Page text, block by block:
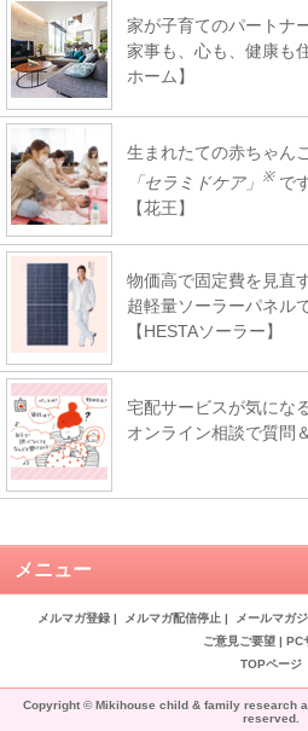
家が子育てのパートナ
家事も、心も、健康も
ホーム】
生まれたての赤ちゃん
「セラミドケア」
※ で
【花王】
物価高で固定費を見直
超軽量ソーラーパネル
【HESTAソーラー】
宅配サービスが気にな
オンライン相談で質問
メニュー
メルマガ登録 | メルマガ配信停止 | メールマガ
ご意見ご要望| PC
TOPページ
Copyright © Mikihouse child & family research
reserved.